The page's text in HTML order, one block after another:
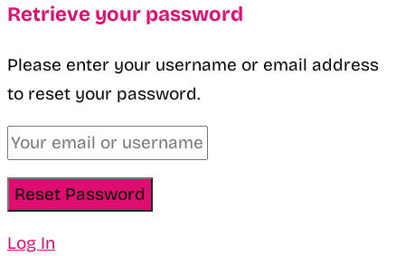
Retrieve your password
Please enter your username or email address
to reset your password.
Log In